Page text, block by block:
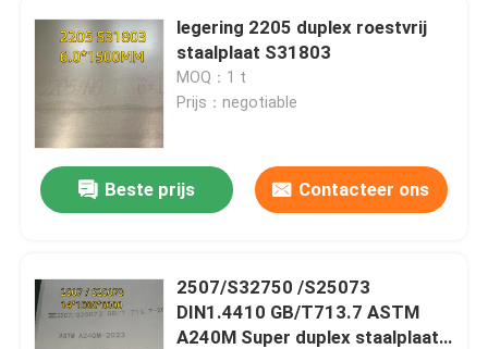
legering 2205 duplex roestvrij
staalplaat S31803
MOQ：1 t
Prijs：negotiable
Beste prijs Contacteer ons
2507/S32750 /S25073
DIN1.4410 GB/T713.7 ASTM
A240M Super duplex staalplaat